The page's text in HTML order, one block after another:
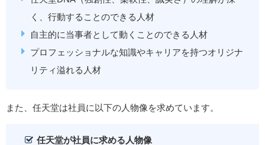
く、行動することのできる人材
自主的に当事者として動くことのできる人材
プロフェッショナルな知識やキャリアを持つオリジナ
リティ溢れる人材
また、任天堂は社員に以下の人物像を求めています。
任天堂が社員に求める人物像